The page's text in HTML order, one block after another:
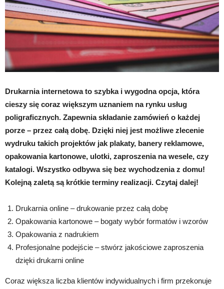
Drukarnia internetowa to szybka i wygodna opcja, która
cieszy się coraz większym uznaniem na rynku usług
poligraficznych. Zapewnia składanie zamówień o każdej
porze – przez całą dobę. Dzięki niej jest możliwe zlecenie
wydruku takich projektów jak plakaty, banery reklamowe,
opakowania kartonowe, ulotki, zaproszenia na wesele, czy
katalogi. Wszystko odbywa się bez wychodzenia z domu!
Kolejną zaletą są krótkie terminy realizacji. Czytaj dalej!
Drukarnia online – drukowanie przez całą dobę
Opakowania kartonowe – bogaty wybór formatów i wzorów
Opakowania z nadrukiem
Profesjonalne podejście – stwórz jakościowe zaproszenia
dzięki drukarni online
Coraz większa liczba klientów indywidualnych i firm przekonuje